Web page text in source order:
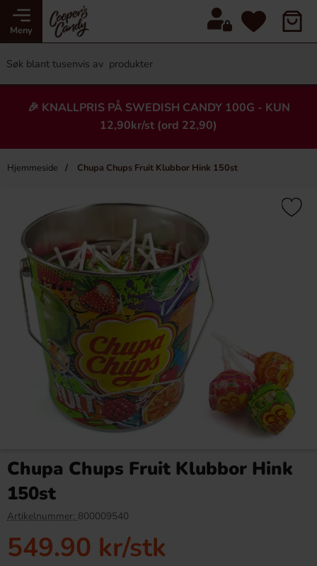
Meny
🎉 KNALLPRIS PÅ SWEDISH CANDY 100G - KUN
12,90kr/st (ord 22,90)
Hjemmeside Chupa Chups Fruit Klubbor Hink 150st
Heading
×
38.90 kr
Köp
Chupa Chups Fruit Klubbor Hink
150st
Artikelnummer: 800009540
549.90 kr/stk